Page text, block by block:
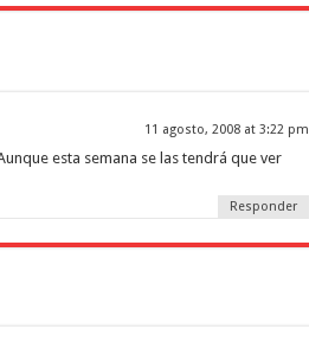
11 agosto, 2008 at 3:22 pm
esta semana se las tendrá que ver
Responder